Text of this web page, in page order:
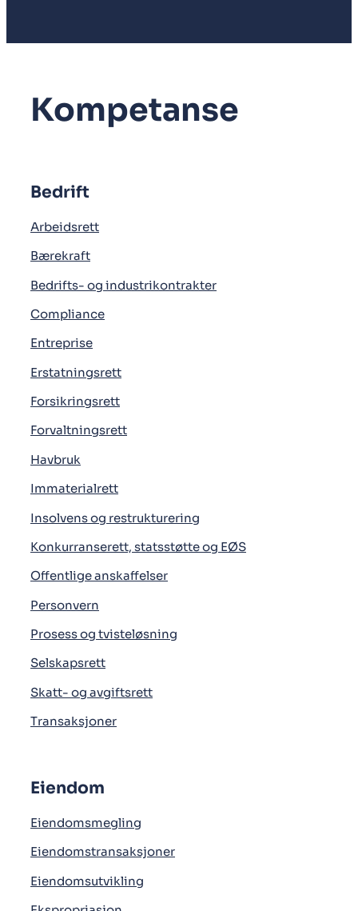
Kompetanse
Bedrift
Arbeidsrett
Bærekraft
Bedrifts- og industrikontrakter
Compliance
Entreprise
Erstatningsrett
Forsikringsrett
Forvaltningsrett
Havbruk
Immaterialrett
Insolvens og restrukturering
Konkurranserett, statsstøtte og EØS
Offentlige anskaffelser
Personvern
Prosess og tvisteløsning
Selskapsrett
Skatt- og avgiftsrett
Transaksjoner
Eiendom
Eiendomsmegling
Eiendomstransaksjoner
Eiendomsutvikling